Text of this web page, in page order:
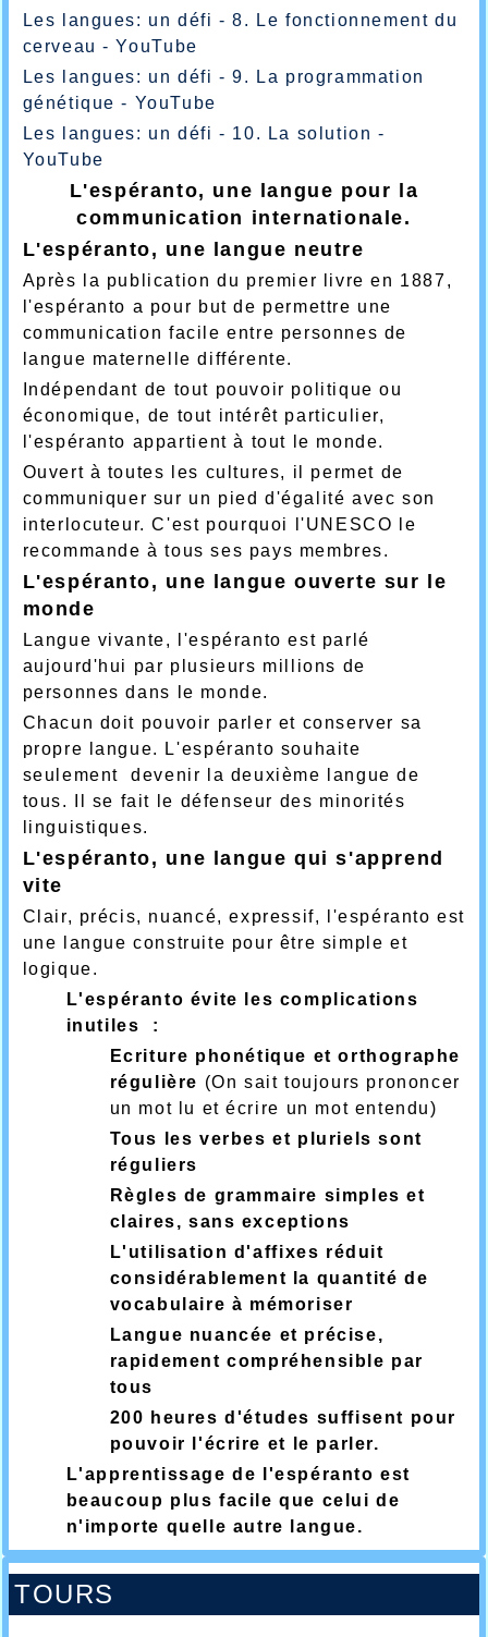
TOURS
Les langues: un défi - 8. Le fonctionnement du
cerveau - YouTube
Les langues: un défi - 9. La programmation
génétique - YouTube
Les langues: un défi - 10. La solution -
YouTube
L'espéranto, une langue pour la
communication internationale.
L'espéranto, une langue neutre
Après la publication du premier livre en 1887,
l'espéranto a pour but de permettre une
communication facile entre personnes de
langue maternelle différente.
Indépendant de tout pouvoir politique ou
économique, de tout intérêt particulier,
l'espéranto appartient à tout le monde.
Ouvert à toutes les cultures, il permet de
communiquer sur un pied d'égalité avec son
interlocuteur. C'est pourquoi l'UNESCO le
recommande à tous ses pays membres.
L'espéranto, une langue ouverte sur le
monde
Langue vivante, l'espéranto est parlé
aujourd'hui par plusieurs millions de
personnes dans le monde.
Chacun doit pouvoir parler et conserver sa
propre langue. L'espéranto souhaite
seulement devenir la deuxième langue de
tous. Il se fait le défenseur des minorités
linguistiques.
L'espéranto, une langue qui s'apprend
vite
Clair, précis, nuancé, expressif, l'espéranto est
une langue construite pour être simple et
logique.
L'espéranto évite les complications
inutiles :
Ecriture phonétique et orthographe
régulière (On sait toujours prononcer
un mot lu et écrire un mot entendu)
Tous les verbes et pluriels sont
réguliers
Règles de grammaire simples et
claires, sans exceptions
L'utilisation d'affixes réduit
considérablement la quantité de
vocabulaire à mémoriser
Langue nuancée et précise,
rapidement compréhensible par
tous
200 heures d'études suffisent pour
pouvoir l'écrire et le parler.
L'apprentissage de l'espéranto est
beaucoup plus facile que celui de
n'importe quelle autre langue.